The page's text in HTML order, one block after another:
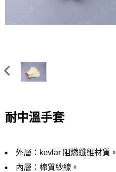
耐中溫手套
外層：kevlar 阻燃纖維材質。
內層：棉質紗線。